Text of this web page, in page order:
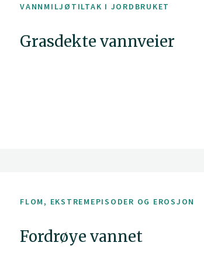
VANNMILJØTILTAK I JORDBRUKET
Grasdekte vannveier
FLOM, EKSTREMEPISODER OG EROSJON
Fordrøye vannet